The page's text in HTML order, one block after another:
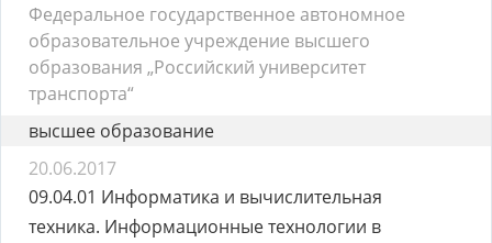
Федеральное государственное автономное
образовательное учреждение высшего
образования „Российский университет
транспорта“
высшее образование
20.06.2017
09.04.01 Информатика и вычислительная
техника. Информационные технологии в